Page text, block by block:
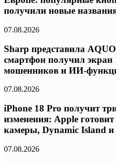
получили новые
07.08.2026
Sharp представила
смартфон получил экран
мошенников и ИИ-
07.08.2026
iPhone 18 Pro получит
изменения: Apple готовит
камеры, Dynamic Island и
07.08.2026